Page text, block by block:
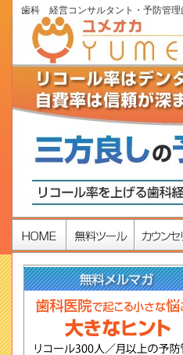
歯科 経営コンサルタント・予防管理